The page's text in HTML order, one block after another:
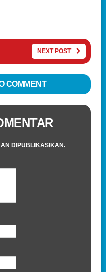
NEXT POST
COMMENT
DIPUBLIKASIKAN.